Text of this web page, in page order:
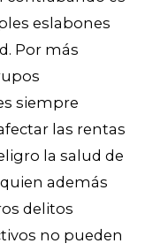
eslabones
Por más
siempre
las rentas
la salud de
además
delitos
no pueden